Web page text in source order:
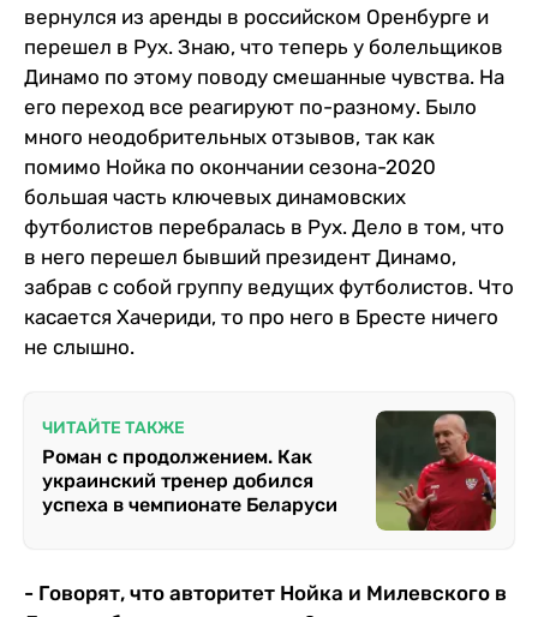
вернулся из аренды в российском Оренбурге и
перешел в Рух. Знаю, что теперь у болельщиков
Динамо по этому поводу смешанные чувства. На
его переход все реагируют по-разному. Было
много неодобрительных отзывов, так как
помимо Нойка по окончании сезона-2020
большая часть ключевых динамовских
футболистов перебралась в Рух. Дело в том, что
в него перешел бывший президент Динамо,
забрав с собой группу ведущих футболистов. Что
касается Хачериди, то про него в Бресте ничего
не слышно.
ЧИТАЙТЕ ТАКЖЕ
Роман с продолжением. Как
украинский тренер добился
успеха в чемпионате Беларуси
- Говорят, что авторитет Нойка и Милевского в